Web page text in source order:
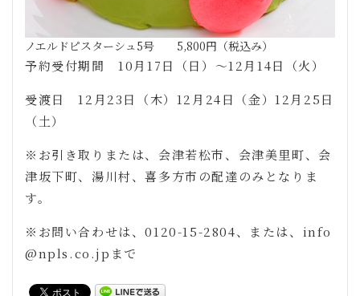
ノエルドピスターシュ5号 5,800円（税込み）
予約受付期間 10月17日（日）～12月14日（火）
受渡日 12月23日（木）12月24日（金）12月25日
（土）
※お引き取りまたは、会津若松市、会津美里町、会
津坂下町、湯川村、喜多方市の配達のみとなりま
す。
※お問い合わせは、0120-15-2804、または、info
@npls.co.jpまで